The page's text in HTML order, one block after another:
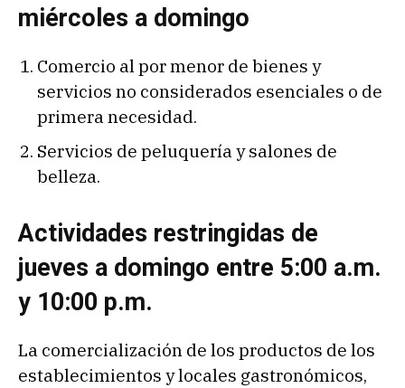
miércoles a domingo
Comercio al por menor de bienes y
servicios no considerados esenciales o de
primera necesidad.
Servicios de peluquería y salones de
belleza.
Actividades restringidas de
jueves a domingo entre 5:00 a.m.
y 10:00 p.m.
La comercialización de los productos de los
establecimientos y locales gastronómicos,